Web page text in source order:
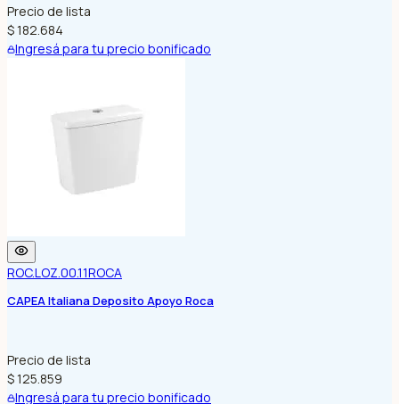
Precio de lista
$ 182.684
Ingresá para tu precio bonificado
ROC.LOZ.00.11ROCA
CAPEA Italiana Deposito Apoyo Roca
Precio de lista
$ 125.859
Ingresá para tu precio bonificado